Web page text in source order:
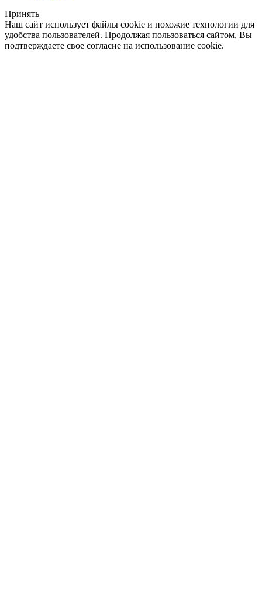
Принять
Наш сайт использует файлы cookie и похожие технологии для
удобства пользователей. Продолжая пользоваться сайтом, Вы
подтверждаете свое согласие на использование cookie.